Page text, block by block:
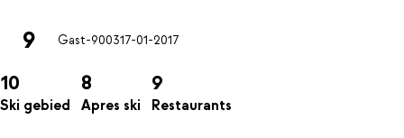
9 Gast-900317-01-2017
10
Ski gebied
8
Apres ski
9
Restaurants